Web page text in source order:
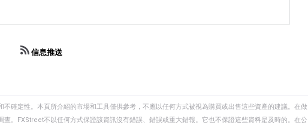
貨幣，因為在危機時期投資者購買美國政府債券，這被視為安
資者持有的國債比例很高，即使在危機時期，他們也不太可能
法郎，因為嚴格的瑞士銀行法為投資者提供了加強的資本保護。
信息推送
不確定性。本頁所介紹的市場和工具僅供參考，不應以任何方式被視為購買或出售這些資產的建議。在做
查。FXStreet不以任何方式保證該資訊沒有錯誤、錯誤或重大錯報。它也不保證這些資料是及時的。在公